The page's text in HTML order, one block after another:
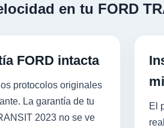
en tu FORD
FORD intacta
protocolos originales
La garantía de tu
2023 no se ve
El